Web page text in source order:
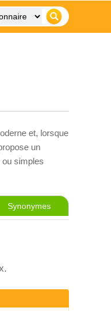
et, lorsque
un
ou simples
Synonymes